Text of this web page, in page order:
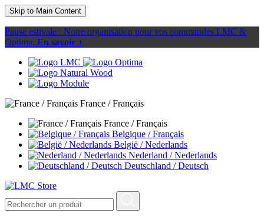
Skip to Main Content
Pause estivale : Notre organisation pour vos commandes LMC &
Optima. En savoir +
France / Français
France / Français
Belgique / Français
België / Nederlands
Nederland / Nederlands
Deutschland / Deutsch